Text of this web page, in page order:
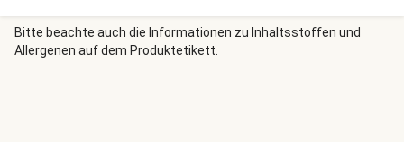
das selbst gemachte, nussige Crumble aus Mandeln und
Haselnüssen, das als Topping dient. Die Basis ist ein
frischer Blattsalat, mit leicht scharfen Akzenten durch die
Bitte beachte auch die Informationen zu Inhaltsstoffen und
Allergenen auf dem Produktetikett.